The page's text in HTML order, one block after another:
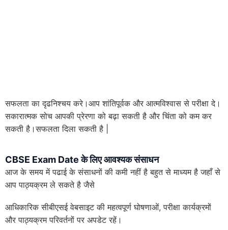
सफलता का दृढनिश्चय करे।आप शांतिपूर्वक और आत्मविश्वास से परीक्षा दे।
सकारात्मक सोच आपकी प्रेरणा को बढ़ा सकती है और चिंता को कम कर
सकती है।सफलता दिला सकती है |
CBSE Exam Date के लिएआवश्यक संसाधन
आज के समय में पढाई के संसाधनों की कमी नहीं है बहुत से माध्यम है जहाँ से
आप पाठ्यक्रम ले सकते है जैसे
आधिकारिक सीबीएसई वेबसाइट की महत्वपूर्ण घोषणाओं, परीक्षा कार्यक्रमों
और पाठ्यक्रम परिवर्तनों पर अपडेट रहें।